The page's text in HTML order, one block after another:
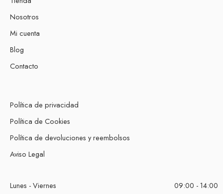
Nosotros
Mi cuenta
Blog
Contacto
Política de privacidad
Política de Cookies
Política de devoluciones y reembolsos
Aviso Legal
Lunes - Viernes
09:00 - 14:00